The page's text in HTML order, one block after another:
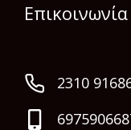
Επικοινωνία
2310